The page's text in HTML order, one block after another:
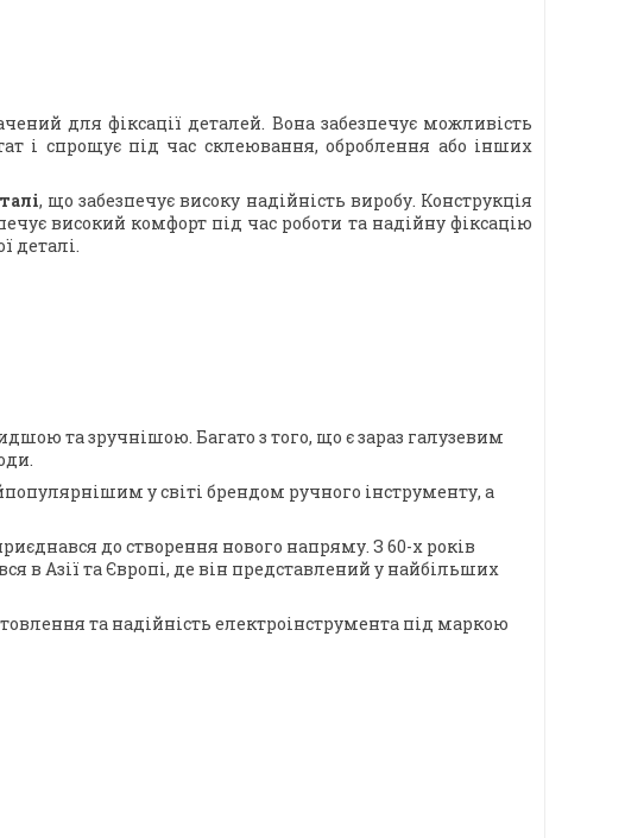
для фіксації деталей. Вона забезпечує можливість
і спрощує під час склеювання, оброблення або інших
, що забезпечує високу надійність виробу. Конструкція
високий комфорт під час роботи та надійну фіксацію
деталі.
та зручнішою. Багато з того, що є зараз галузевим
у світі брендом ручного інструменту, а
до створення нового напряму. З 60-х років
в Азії та Європі, де він представлений у найбільших
та надійність електроінструмента під маркою